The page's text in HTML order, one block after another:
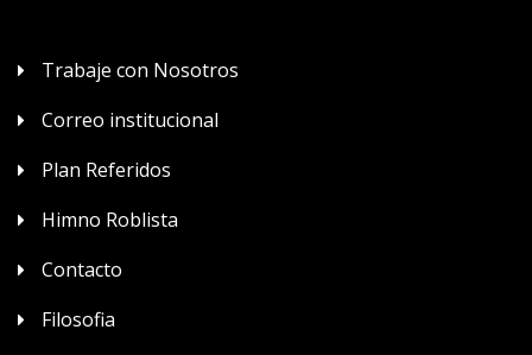
Trabaje con Nosotros
Correo institucional
Plan Referidos
Himno Roblista
Contacto
Filosofia